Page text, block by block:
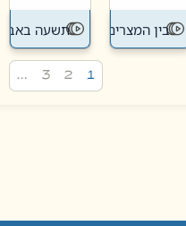
בין המצרים תשעה באב